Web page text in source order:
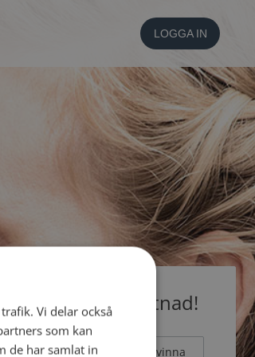
LOGGA IN
utan kostnad!
Man Kvinna
Vi delar också
som kan
de har samlat in